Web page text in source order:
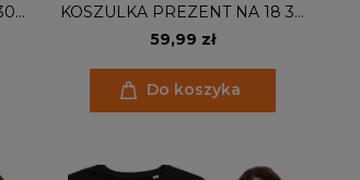
KOSZULKA PREZENT NA 18 30
40 50 60 70 URODZINY PODAJ
59,99 zł
Do koszyka